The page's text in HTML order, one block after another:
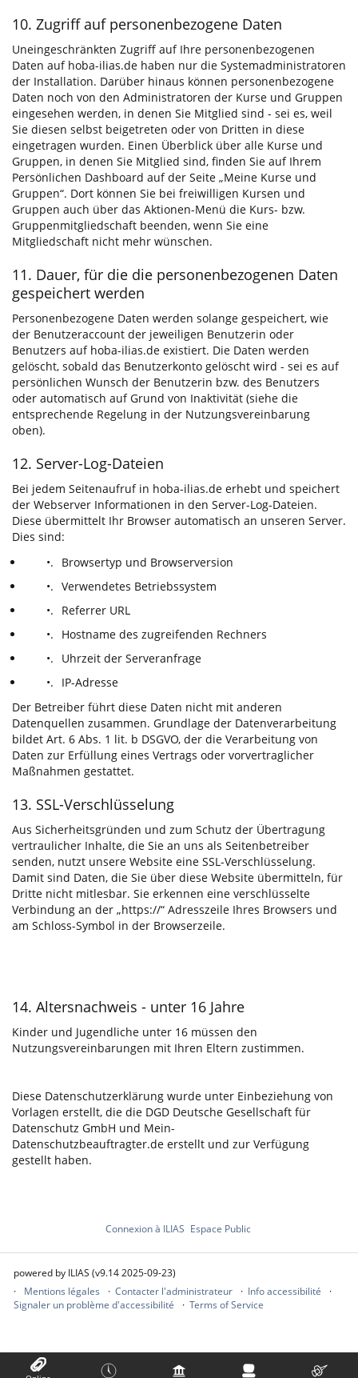
10. Zugriff auf personenbezogene Daten
Uneingeschränkten Zugriff auf Ihre personenbezogenen
Daten auf hoba-ilias.de haben nur die Systemadministratoren
der Installation. Darüber hinaus können personenbezogene
Daten noch von den Administratoren der Kurse und Gruppen
eingesehen werden, in denen Sie Mitglied sind - sei es, weil
Sie diesen selbst beigetreten oder von Dritten in diese
eingetragen wurden. Einen Überblick über alle Kurse und
Gruppen, in denen Sie Mitglied sind, finden Sie auf Ihrem
Persönlichen Dashboard auf der Seite „Meine Kurse und
Gruppen“. Dort können Sie bei freiwilligen Kursen und
Gruppen auch über das Aktionen-Menü die Kurs- bzw.
Gruppenmitgliedschaft beenden, wenn Sie eine
Mitgliedschaft nicht mehr wünschen.
11. Dauer, für die die personenbezogenen Daten
gespeichert werden
Personenbezogene Daten werden solange gespeichert, wie
der Benutzeraccount der jeweiligen Benutzerin oder
Benutzers auf hoba-ilias.de existiert. Die Daten werden
gelöscht, sobald das Benutzerkonto gelöscht wird - sei es auf
persönlichen Wunsch der Benutzerin bzw. des Benutzers
oder automatisch auf Grund von Inaktivität (siehe die
entsprechende Regelung in der Nutzungsvereinbarung
oben).
12. Server-Log-Dateien
Bei jedem Seitenaufruf in hoba-ilias.de erhebt und speichert
der Webserver Informationen in den Server-Log-Dateien.
Diese übermittelt Ihr Browser automatisch an unseren Server.
Dies sind:
•.
Browsertyp und Browserversion
•. Verwendetes Betriebssystem
•.
Referrer URL
•.
Hostname des zugreifenden Rechners
•.
Uhrzeit der Serveranfrage
•.
IP-Adresse
Der Betreiber führt diese Daten nicht mit anderen
Datenquellen zusammen. Grundlage der Datenverarbeitung
bildet Art. 6 Abs. 1 lit. b DSGVO, der die Verarbeitung von
Daten zur Erfüllung eines Vertrags oder vorvertraglicher
Maßnahmen gestattet.
13. SSL-Verschlüsselung
Aus Sicherheitsgründen und zum Schutz der Übertragung
vertraulicher Inhalte, die Sie an uns als Seitenbetreiber
senden, nutzt unsere Website eine SSL-Verschlüsselung.
Damit sind Daten, die Sie über diese Website übermitteln, für
Dritte nicht mitlesbar. Sie erkennen eine verschlüsselte
Verbindung an der „https://“ Adresszeile Ihres Browsers und
am Schloss-Symbol in der Browserzeile.
14. Altersnachweis - unter 16 Jahre
Kinder und Jugendliche unter 16 müssen den
Nutzungsvereinbarungen mit Ihren Eltern zustimmen.
Diese Datenschutzerklärung wurde unter Einbeziehung von
Vorlagen erstellt, die die DGD Deutsche Gesellschaft für
Datenschutz GmbH und Mein-
Datenschutzbeauftragter.de erstellt und zur Verfügung
gestellt haben.
Connexion à ILIAS Espace Public
powered by ILIAS (v9.14 2025-09-23)
Mentions légales
Contacter l'administrateur
Info accessibilité
Signaler un problème d'accessibilité
Terms of Service